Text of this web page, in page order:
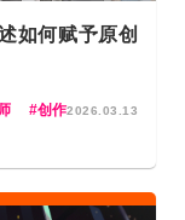
如何赋予原创
创作2026.03.13